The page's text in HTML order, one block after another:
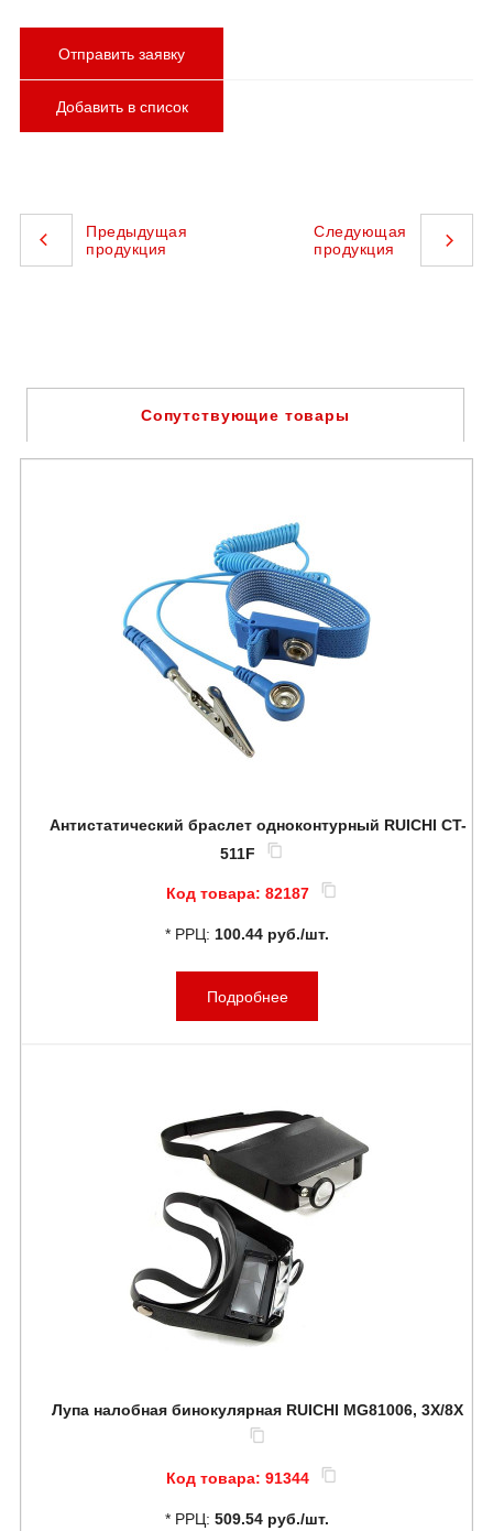
Отправить заявку
Добавить в список
Предыдущая
продукция
Следующая
продукция
Сопутствующие товары
Антистатический браслет одноконтурный RUICHI CT-
511F
Код товара: 82187
* РРЦ: 100.44 руб./шт.
Подробнее
Лупа налобная бинокулярная RUICHI MG81006, 3X/8X
Код товара: 91344
* РРЦ: 509.54 руб./шт.